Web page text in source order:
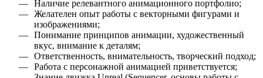
Наличие релевантного анимационного портфолио;
Желателен опыт работы с векторными фигурами и
изображениями;
Понимание принципов анимации, художественный
вкус, внимание к деталям;
Ответственность, внимательность, творческий подход;
Работа с персонажной анимацией приветствуется;